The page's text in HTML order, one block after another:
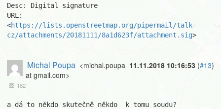
Desc: Digital signature
URL:
<https://lists.openstreetmap.org/pipermail/talk-
cz/attachments/20181111/8a1d623f/attachment.sig>
11.11.2018 10:16:53 (#13)
Michal Poupa <michal.poupa
at gmail.com>
182
a dá to někdo skutečně někdo  k tomu soudu?